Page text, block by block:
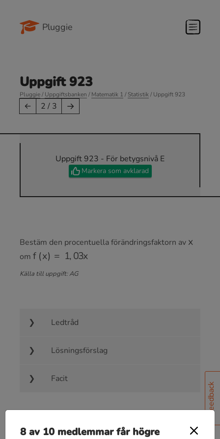
Pluggie
Feedback
Uppgift 923
Pluggie/Uppgiftsbanken /Matematik 1 /Statistik/ Uppgift 923
← 2 / 3 →
Uppgift 923 - För betygsnivå E
Markera som avklarad
Bestäm den procentuella förändringsfaktorn av
om
f(x)=1,03x
Källa till uppgift: AG
Ledtråd
Lösningsförslag
Facit
8 av 10 medlemmar får högre